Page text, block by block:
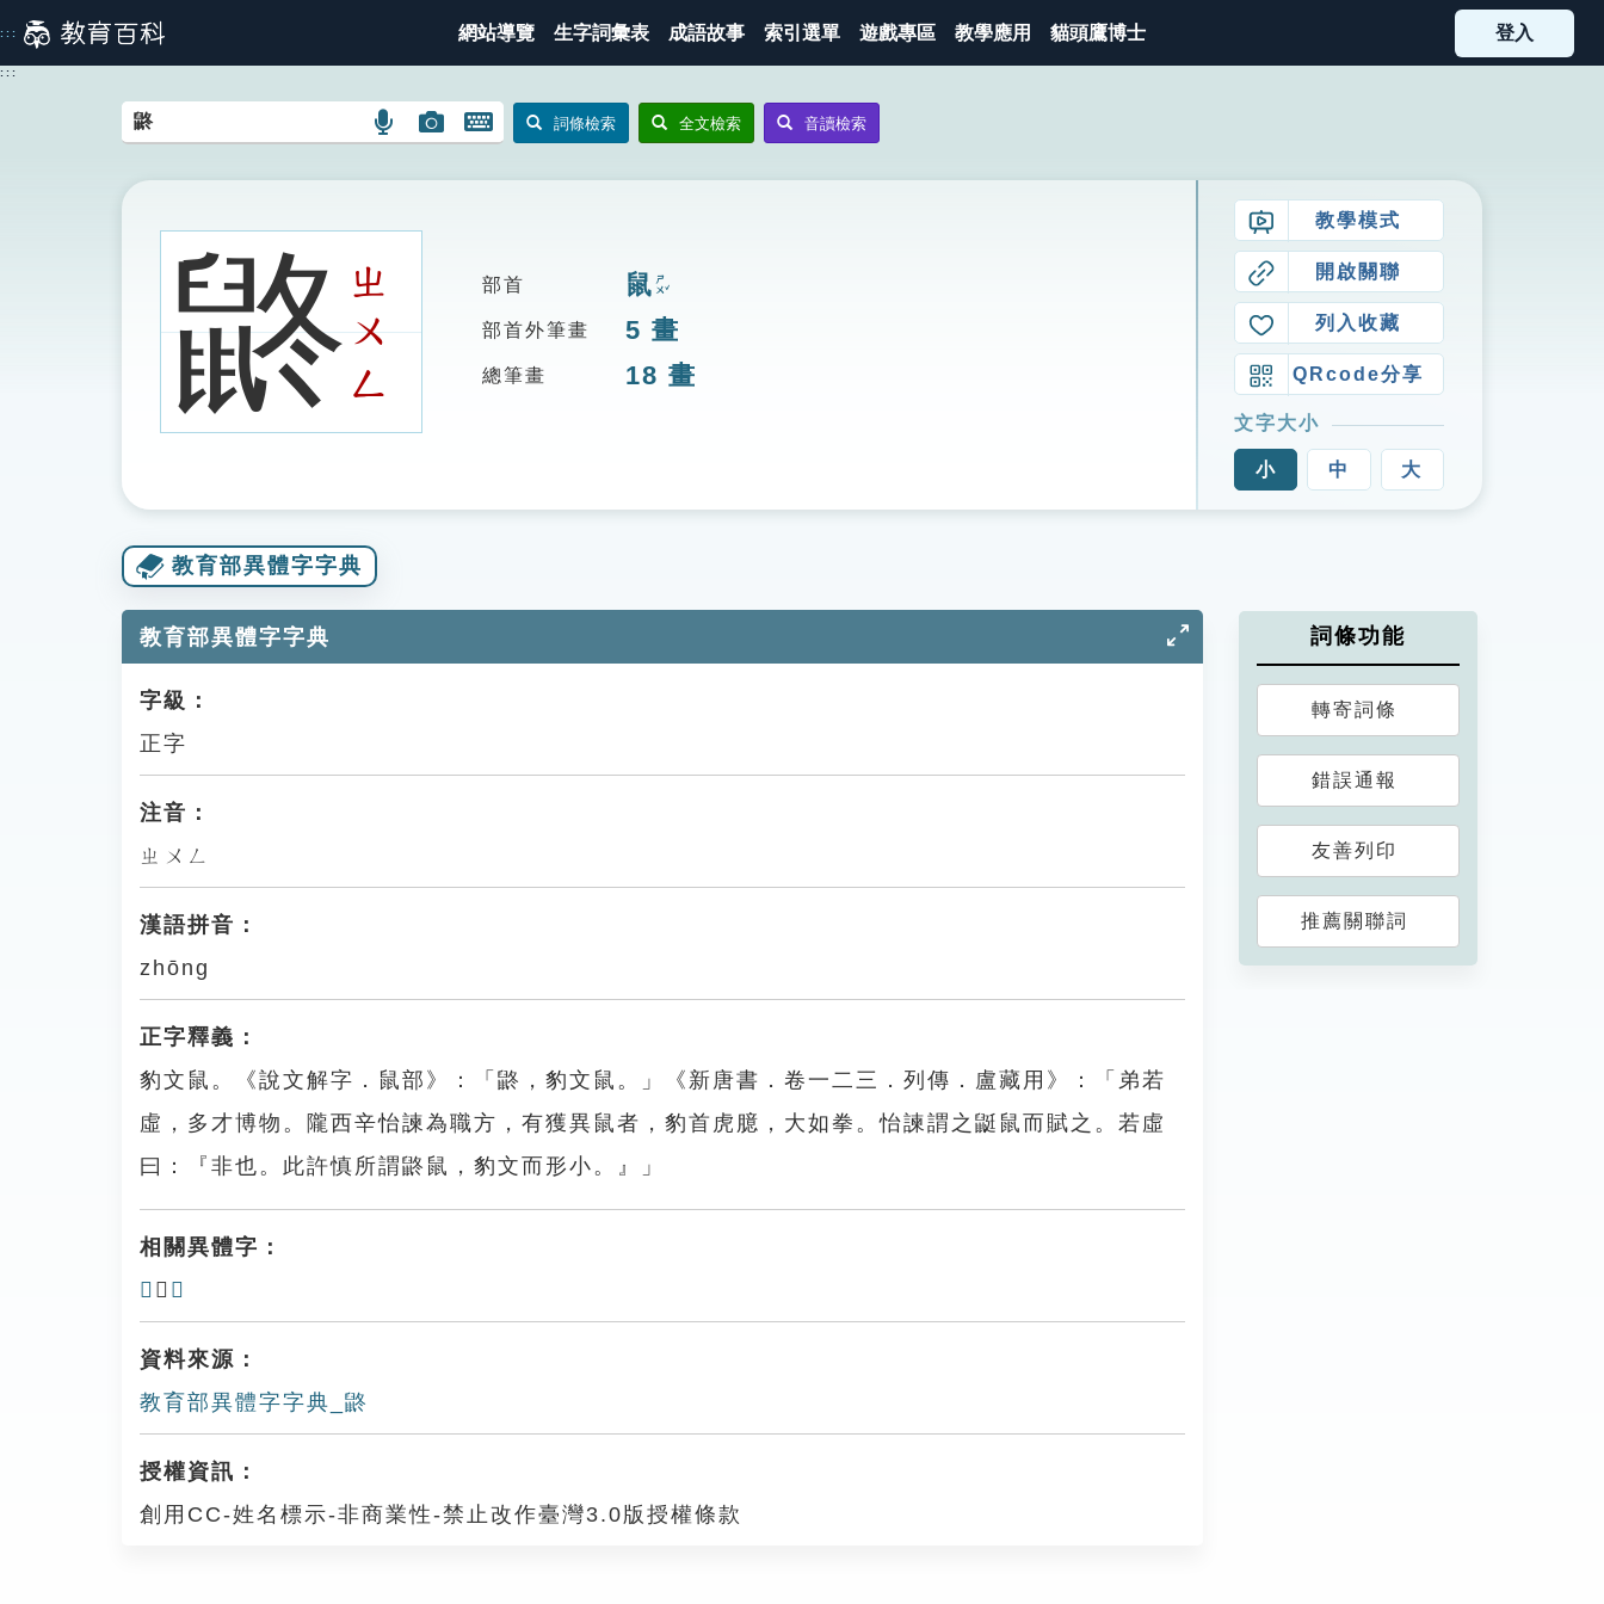
到
主
::: 網站導覽 生字詞彙表 成語故事 索引選單 遊戲專區 教學應用 貓頭鷹博士 登入
:::
語
搜
圖
圖
搜
開
鍵
詞條檢索 全文檢索 音讀檢索
鼨ㄓ
ㄨ
ㄥ
部首 鼠ㄕㄨˇ
部首外筆畫 5 畫
總筆畫 18 畫
教學模式
開啟關聯
列入收藏
QRcode分享
文字大小
小 中 大
教育部異體字字典
教育部異體字字典
字級：
正字
注音：
ㄓㄨㄥ
漢語拼音：
zhōng
正字釋義：
豹文鼠。《說文解字．鼠部》：「鼨，豹文鼠。」《新唐書．卷一二三．列傳．盧藏用》：「弟若
虛，多才博物。隴西辛怡諫為職方，有獲異鼠者，豹首虎臆，大如拳。怡諫謂之鼮鼠而賦之。若虛
曰：『非也。此許慎所謂鼨鼠，豹文而形小。』」
相關異體字：
𪔻 、 𪕄
資料來源：
教育部異體字字典_鼨
授權資訊：
創用CC-姓名標示-非商業性-禁止改作臺灣3.0版授權條款
詞條功能
轉寄詞條
錯誤通報
友善列印
推薦關聯詞